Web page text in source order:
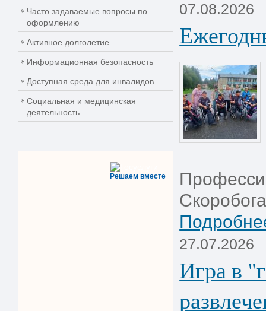
Часто задаваемые вопросы по
оформлению
Активное долголетие
Информационная безопасность
Доступная среда для инвалидов
Социальная и медицинская
деятельность
Решаем вместе
07.08.2026
27.07.2026
Игра в